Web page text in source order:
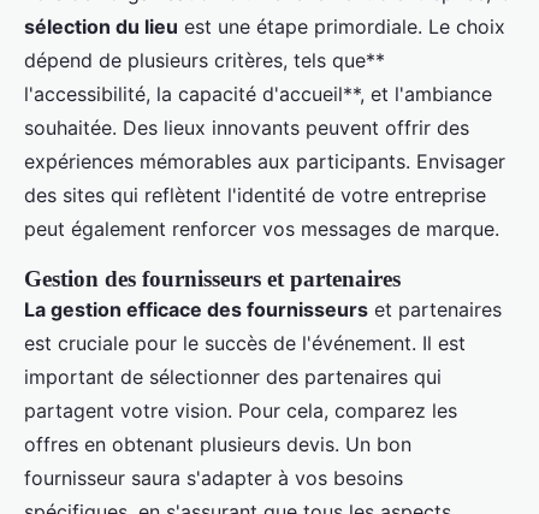
sélection du lieu est une étape primordiale. Le choix
dépend de plusieurs critères, tels que**
l'accessibilité, la capacité d'accueil**, et l'ambiance
souhaitée. Des lieux innovants peuvent offrir des
expériences mémorables aux participants. Envisager
des sites qui reflètent l'identité de votre entreprise
peut également renforcer vos messages de marque.
Gestion des fournisseurs et partenaires
La gestion efficace des fournisseurs et partenaires
est cruciale pour le succès de l'événement. Il est
important de sélectionner des partenaires qui
partagent votre vision. Pour cela, comparez les
offres en obtenant plusieurs devis. Un bon
fournisseur saura s'adapter à vos besoins